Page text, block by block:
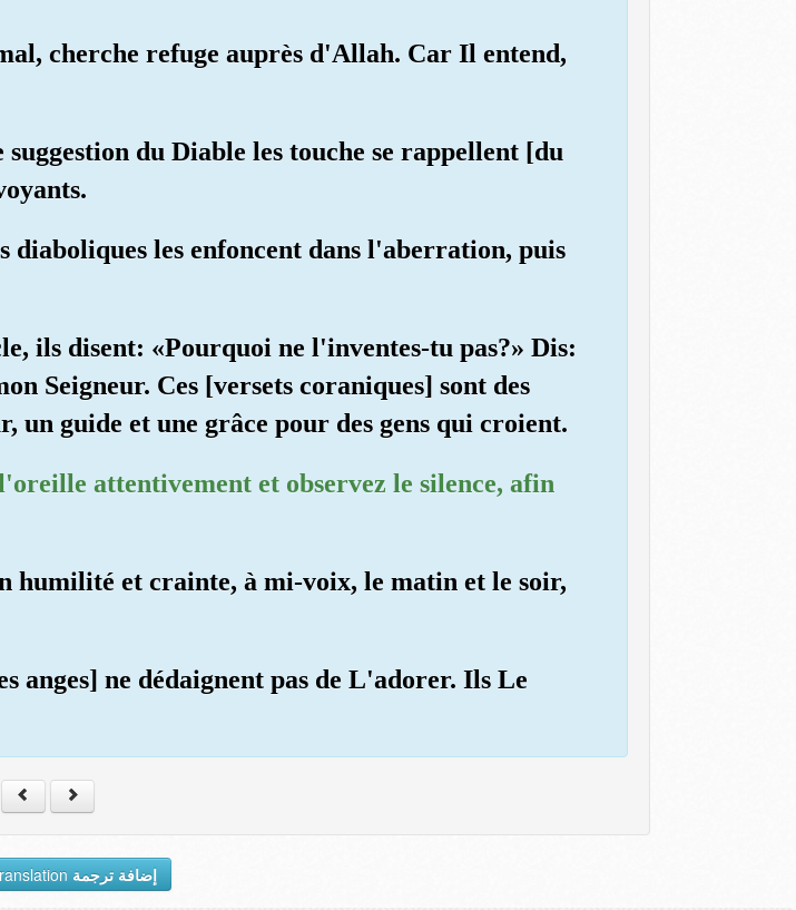
cherche refuge auprès d'Allah. Car Il entend,
du Diable les touche se rappellent [du
diaboliques les enfoncent dans l'aberration, puis
ils disent: «Pourquoi ne l'inventes-tu pas?» Dis:
Seigneur. Ces [versets coraniques] sont des
un guide et une grâce pour des gens qui croient.
attentivement et observez le silence, afin
humilité et crainte, à mi-voix, le matin et le soir,
anges] ne dédaignent pas de L'adorer. Ils Le
إضافة ترجمة